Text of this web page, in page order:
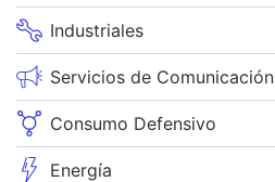
Industriales
Servicios de Comunicación
Consumo Defensivo
Energía